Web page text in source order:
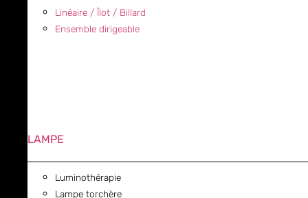
Linéaire / Îlot / Billard
Ensemble dirigeable
LAMPE
Luminothérapie
Lampe torchère